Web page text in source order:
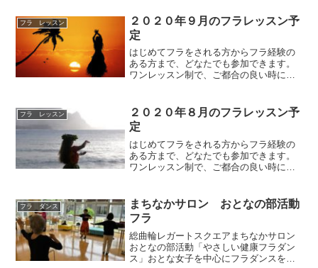
中級）そしてポノポノクラス...
フラ レッスン
２０２０年９月のフラレッスン予
定
はじめてフラをされる方からフラ経験の
ある方まで、どなたでも参加できます。
ワンレッスン制で、ご都合の良い時に参
内容は、はじめてクラス（初心者～初
級）とエンジョイクラス（初...
フラ レッスン
２０２０年８月のフラレッスン予
定
はじめてフラをされる方からフラ経験の
ある方まで、どなたでも参加できます。
ワンレッスン制で、ご都合の良い時に参
内容は、はじめてクラス（初心者～初
級）とエンジョイクラス（初...
フラ ダンス
まちなかサロン おとなの部活動
フラ
総曲輪レガートスクエアまちなかサロン
おとなの部活動「やさしい健康フラダン
ス」おとな女子を中心にフラダンスをま